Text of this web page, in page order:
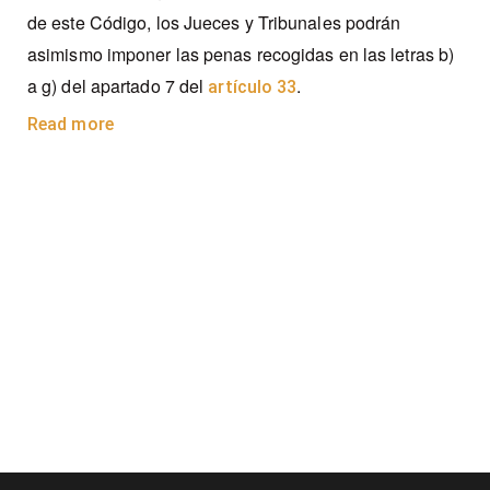
de este Código, los Jueces y Tribunales podrán
asimismo imponer las penas recogidas en las letras b)
a g) del apartado 7 del artículo 33.
Read more